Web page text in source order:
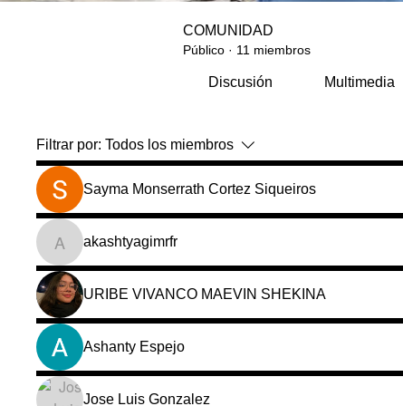
COMUNIDAD
Público · 11 miembros
Discusión Multimedia
Filtrar por: Todos los miembros
Sayma Monserrath Cortez Siqueiros
akashtyagimrfr
akashtyagimrfr
URIBE VIVANCO MAEVIN SHEKINA
Ashanty Espejo
Jose Luis Gonzalez